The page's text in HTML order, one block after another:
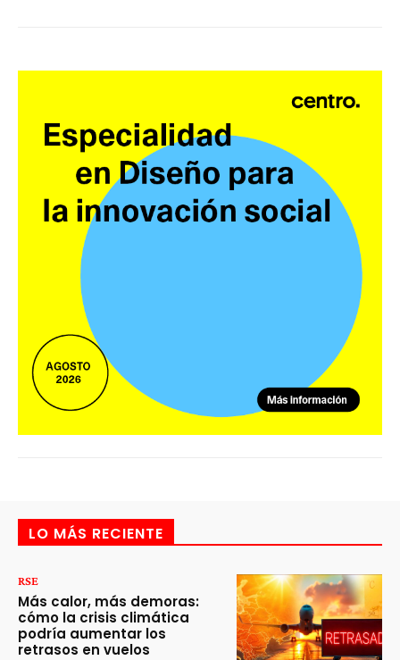
LO MÁS RECIENTE
RSE
Más calor, más demoras:
cómo la crisis climática
podría aumentar los
retrasos en vuelos